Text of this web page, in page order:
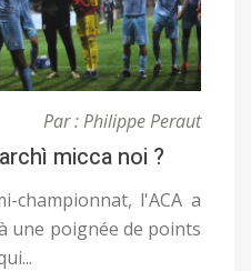
Par : Philippe Peraut
micca noi ?
championnat, l'ACA a
une poignée de points